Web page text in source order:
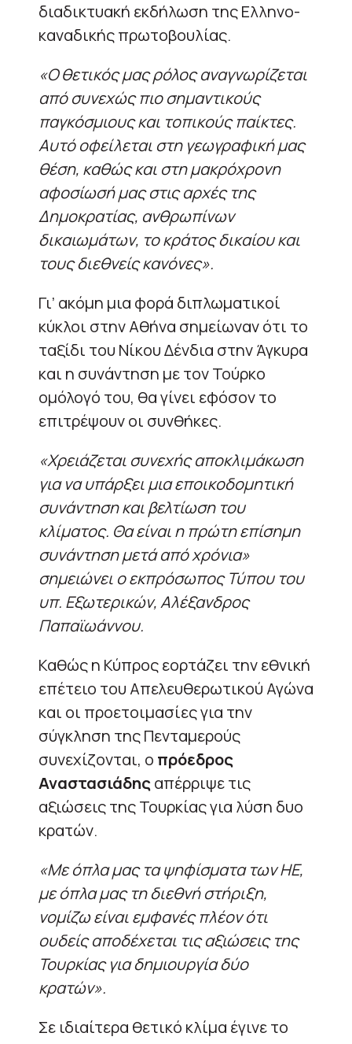
διαδικτυακή εκδήλωση της Ελληνο-
καναδικής πρωτοβουλίας.
«Ο θετικός μας ρόλος αναγνωρίζεται
από συνεχώς πιο σημαντικούς
παγκόσμιους και τοπικούς παίκτες.
Αυτό οφείλεται στη γεωγραφική μας
θέση, καθώς και στη μακρόχρονη
αφοσίωσή μας στις αρχές της
Δημοκρατίας, ανθρωπίνων
δικαιωμάτων, το κράτος δικαίου και
τους διεθνείς κανόνες».
Γι’ ακόμη μια φορά διπλωματικοί
κύκλοι στην Αθήνα σημείωναν ότι το
ταξίδι του Νίκου Δένδια στην Άγκυρα
και η συνάντηση με τον Τούρκο
ομόλογό του, θα γίνει εφόσον το
επιτρέψουν οι συνθήκες.
«Χρειάζεται συνεχής αποκλιμάκωση
για να υπάρξει μια εποικοδομητική
συνάντηση και βελτίωση του
κλίματος. Θα είναι η πρώτη επίσημη
συνάντηση μετά από χρόνια»
σημειώνει ο εκπρόσωπος Τύπου του
υπ. Εξωτερικών, Αλέξανδρος
Παπαϊωάννου.
Καθώς η Κύπρος εορτάζει την εθνική
επέτειο του Απελευθερωτικού Αγώνα
και οι προετοιμασίες για την
σύγκληση της Πενταμερούς
συνεχίζονται, ο πρόεδρος
Αναστασιάδηςαπέρριψε τις
αξιώσεις της Τουρκίας για λύση δυο
κρατών.
«Με όπλα μας τα ψηφίσματα των ΗΕ,
με όπλα μας τη διεθνή στήριξη,
νομίζω είναι εμφανές πλέον ότι
ουδείς αποδέχεται τις αξιώσεις της
Τουρκίας για δημιουργία δύο
κρατών».
Σε ιδιαίτερα θετικό κλίμα έγινε το